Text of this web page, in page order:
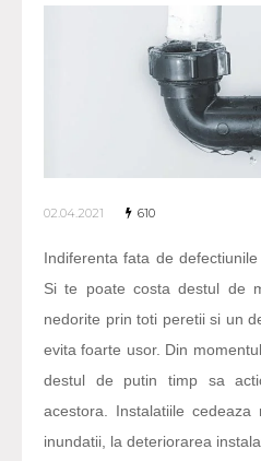
02.04.2021 610
Indiferenta fata de
Si te poate costa destul de
nedorite prin toti peretii si un
evita foarte usor. Din
destul de putin timp sa
acestora. Instalatiile
inundatii, la deteriorarea